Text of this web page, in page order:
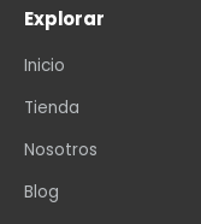
Explorar
Inicio
Tienda
Nosotros
Blog